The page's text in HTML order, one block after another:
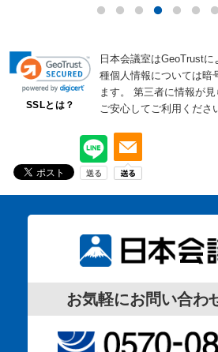
SSLとは？
日本会議室はGeoTrustに
種個人情報については暗
ます。
第三者に情報が見
ご安心してご利用くださ
お気軽にお問い合わ